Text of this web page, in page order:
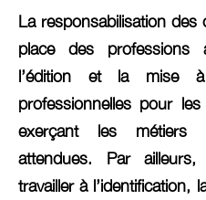
La responsabilisation des
place des professions
l’édition et la mise
professionnelles pour
exerçant les métiers
attendues. Par
travailler à l’identification,